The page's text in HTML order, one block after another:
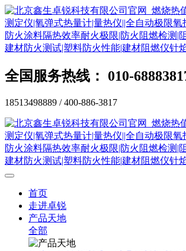
全国服务热线： 010-
18513498889 / 400-886-3817
首页
走进卓锐
产品天地
全部